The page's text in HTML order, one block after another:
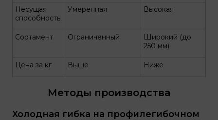
Несущая
способность
Умеренная Высокая
Сортамент Ограниченный
Широкий (до
250 мм)
Цена за кг Выше Ниже
Методы производства
Холодная гибка на профилегибочном